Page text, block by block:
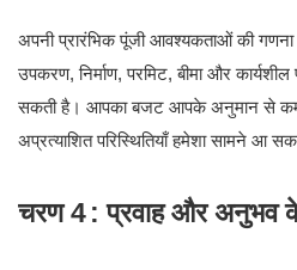
अपनी प्रारंभिक पूंजी आवश्यकताओं की
उपकरण, निर्माण, परमिट, बीमा और
सकती है। आपका बजट आपके अनुमान से कम
अप्रत्याशित परिस्थितियाँ हमेशा सामने आ
चरण 4: प्रवाह और अनुभव